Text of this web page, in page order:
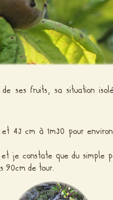
ses fruits, sa situation
43 cm à 1m30 pour
je constate que du simple
90cm de tour.